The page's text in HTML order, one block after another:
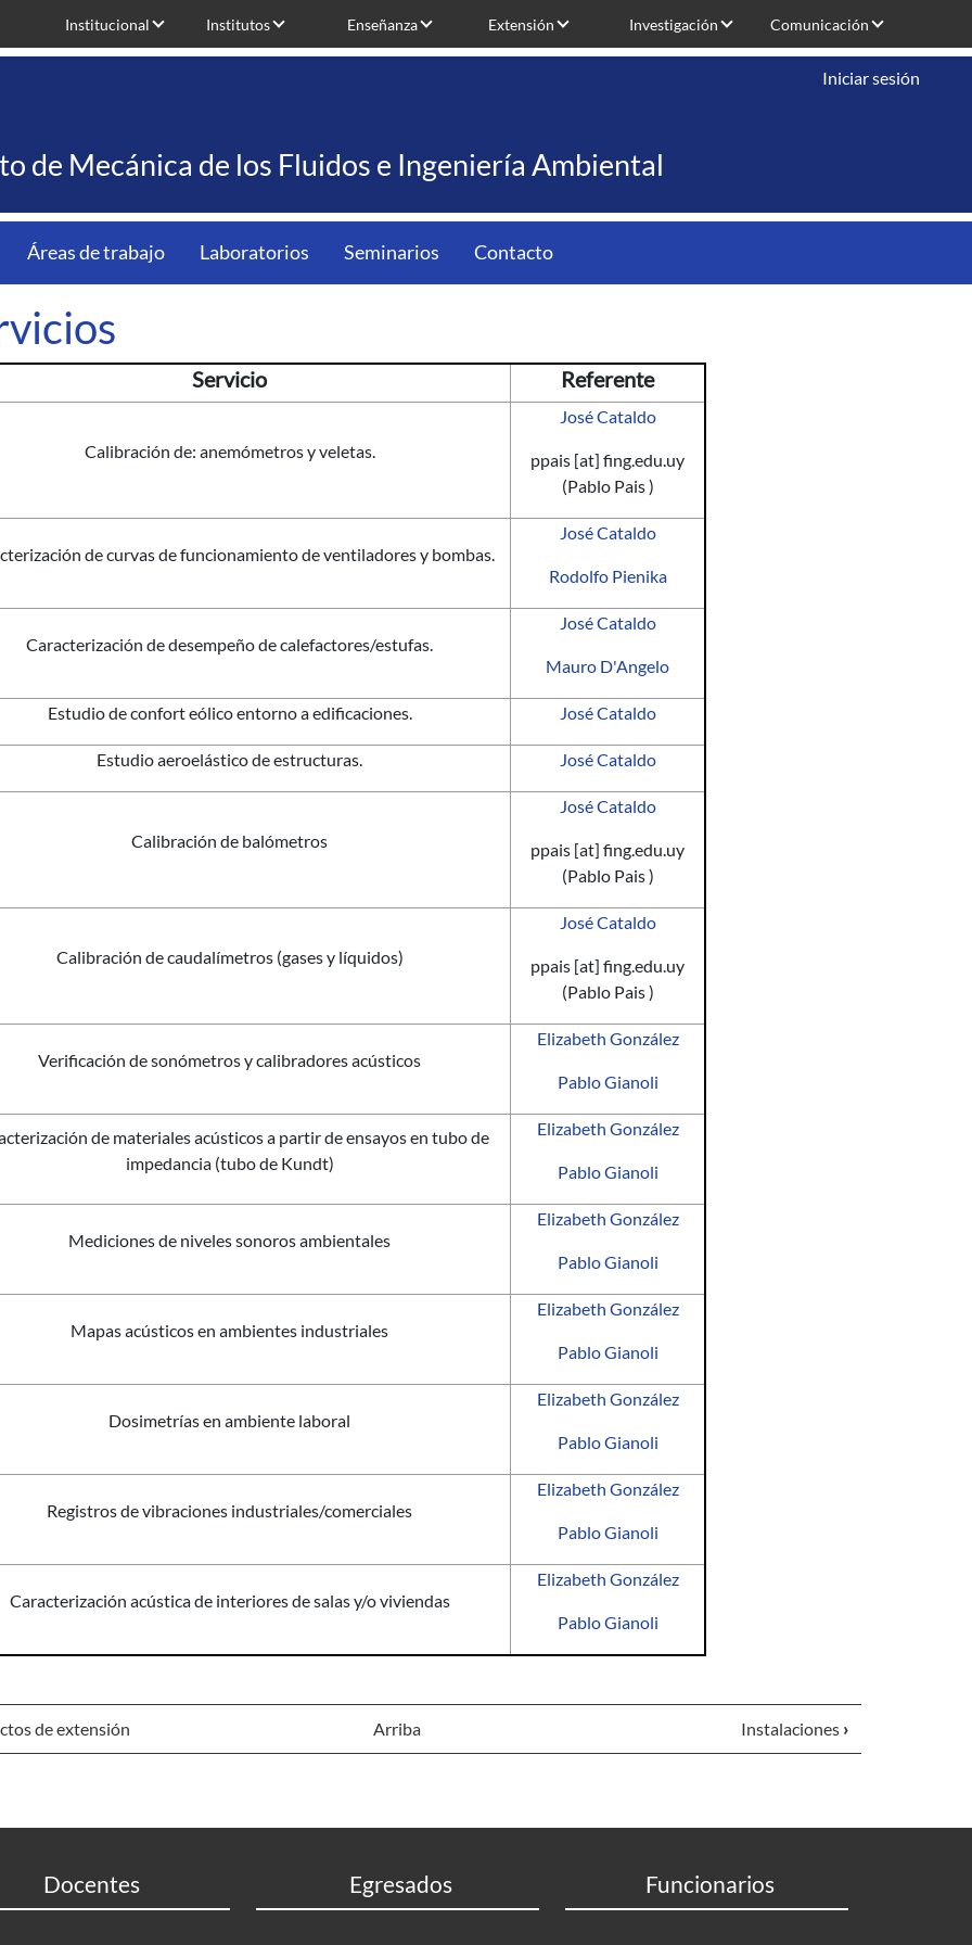
Institucional Institutos Enseñanza Extensión Investigación Comunicación
de Mecánica de los Fluidos e Ingeniería Ambiental
Iniciar sesión
Áreas de trabajo Laboratorios Seminarios Contacto
Servicio Referente
Calibración de: anemómetros y veletas.
José Cataldo
ppais [at] fing.edu.uy
(Pablo Pais )
de curvas de funcionamiento de ventiladores y bombas.
José Cataldo
Rodolfo Pienika
Caracterización de desempeño de calefactores/estufas.
José Cataldo
Mauro D'Angelo
Estudio de confort eólico entorno a edificaciones. José Cataldo
Estudio aeroelástico de estructuras. José Cataldo
Calibración de balómetros
José Cataldo
ppais [at] fing.edu.uy
(Pablo Pais )
Calibración de caudalímetros (gases y líquidos)
José Cataldo
ppais [at] fing.edu.uy
(Pablo Pais )
Verificación de sonómetros y calibradores acústicos
Elizabeth González
Pablo Gianoli
de materiales acústicos a partir de ensayos en tubo de
impedancia (tubo de Kundt)
Elizabeth González
Pablo Gianoli
Mediciones de niveles sonoros ambientales
Elizabeth González
Pablo Gianoli
Mapas acústicos en ambientes industriales
Elizabeth González
Pablo Gianoli
Dosimetrías en ambiente laboral
Elizabeth González
Pablo Gianoli
Registros de vibraciones industriales/comerciales
Elizabeth González
Pablo Gianoli
Caracterización acústica de interiores de salas y/o viviendas
Elizabeth González
Pablo Gianoli
de extensión Arriba Instalaciones ›
Docentes Egresados Funcionarios